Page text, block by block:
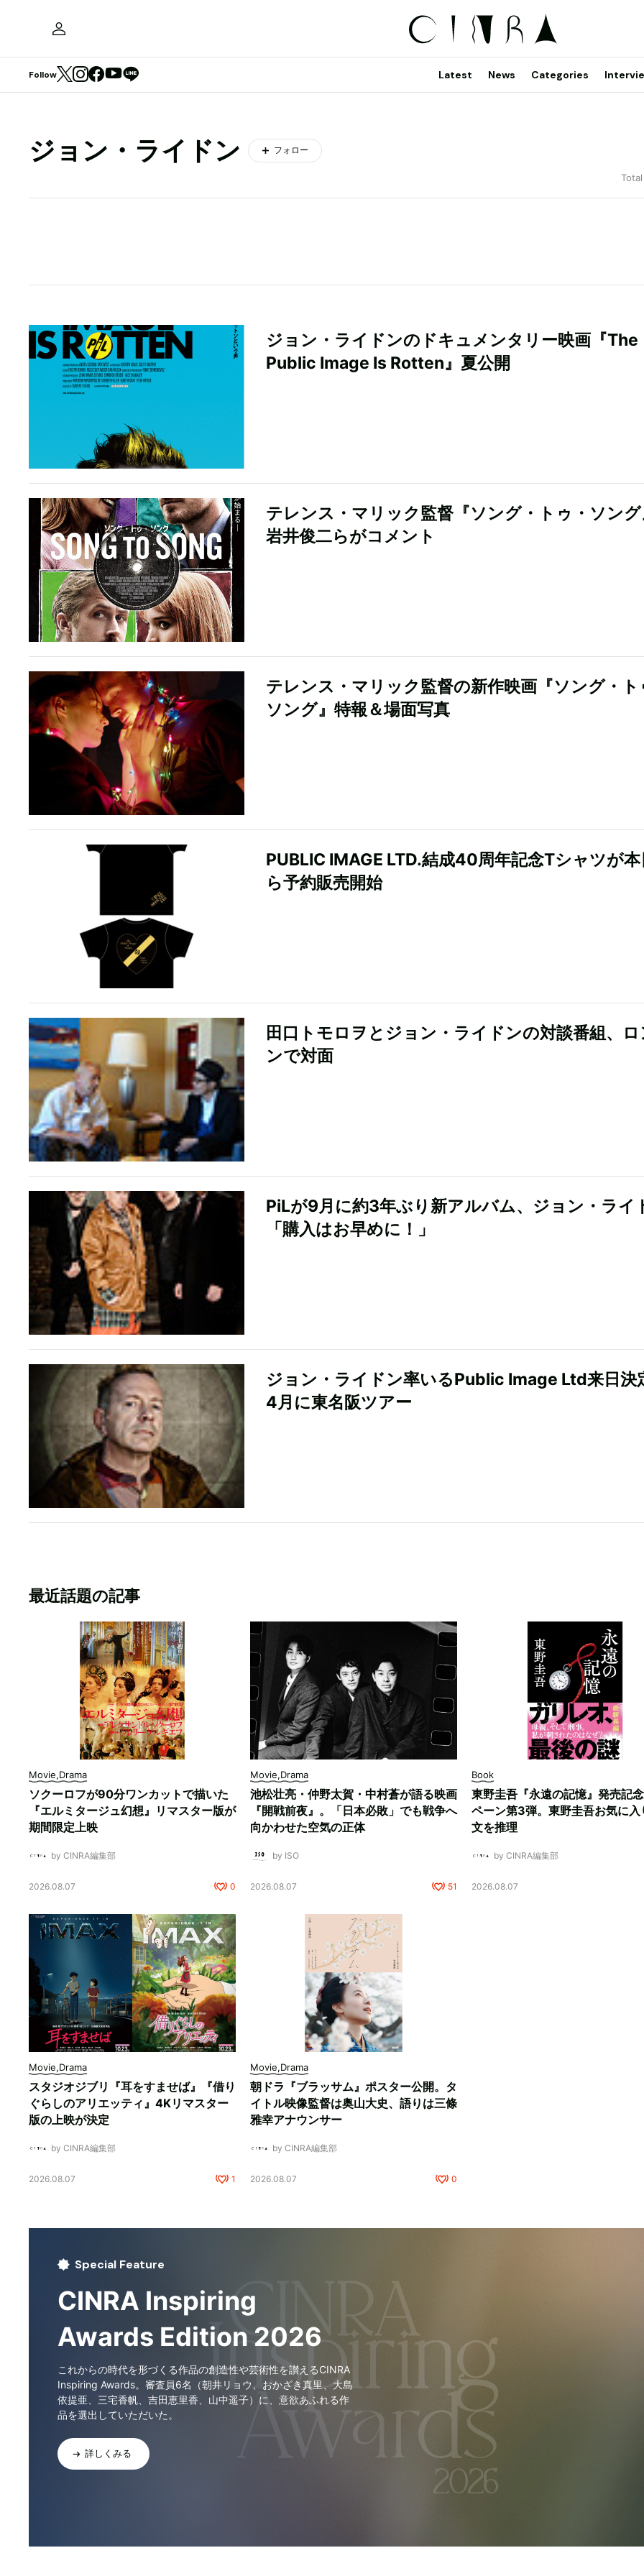
Follow Latest News Categories
ジョン・ライドン フォロー
ジョン・ライドンのドキュメンタリー映画『The
Public Image Is Rotten』夏公開
テレンス・マリック監督『ソング・トゥ・ソン
岩井俊二らがコメント
テレンス・マリック監督の新作映画『ソング・ト
ソング』特報＆場面写真
PUBLIC IMAGE LTD.結成40周年記念Tシャツが
ら予約販売開始
田口トモロヲとジョン・ライドンの対談番組、
ンで対面
PiLが9月に約3年ぶり新アルバム、ジョン・ライ
「購入はお早めに！」
ジョン・ライドン率いるPublic Image Ltd来日決
4月に東名阪ツアー
最近話題の記事
Movie,Drama
ソクーロフが90分ワンカットで描いた
『エルミタージュ幻想』リマスター版が
期間限定上映
by CINRA編集部
2026.08.07 0
Movie,Drama
池松壮亮・仲野太賀・中村蒼が語る映画
『開戦前夜』。「日本必敗」でも戦争へ
向かわせた空気の正体
by ISO
2026.08.07 51
Book
東野圭吾『永遠の記憶』発売記
ペーン第3弾。東野圭吾お気に入
文を推理
by CINRA編集部
2026.08.07
Movie,Drama
スタジオジブリ『耳をすませば』『借り
ぐらしのアリエッティ』4Kリマスター
版の上映が決定
by CINRA編集部
2026.08.07 1
Movie,Drama
朝ドラ『ブラッサム』ポスター公開。タ
イトル映像監督は奥山大史、語りは三條
雅幸アナウンサー
by CINRA編集部
2026.08.07 0
Special Feature
CINRA Inspiring
Awards Edition 2026
これからの時代を形づくる作品の創造性や芸術性を讃えるCINRA
Inspiring Awards。審査員6名（朝井リョウ、おかざき真里、大島
依提亜、三宅香帆、吉田恵里香、山中遥子）に、意欲あふれる作
品を選出していただいた。
詳しくみる